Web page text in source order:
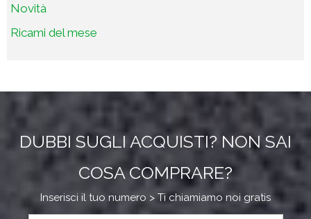
Novità
Ricami del mese
DUBBI SUGLI ACQUISTI? NON SAI
COSA COMPRARE?
Inserisci il tuo numero > Ti chiamiamo noi gratis